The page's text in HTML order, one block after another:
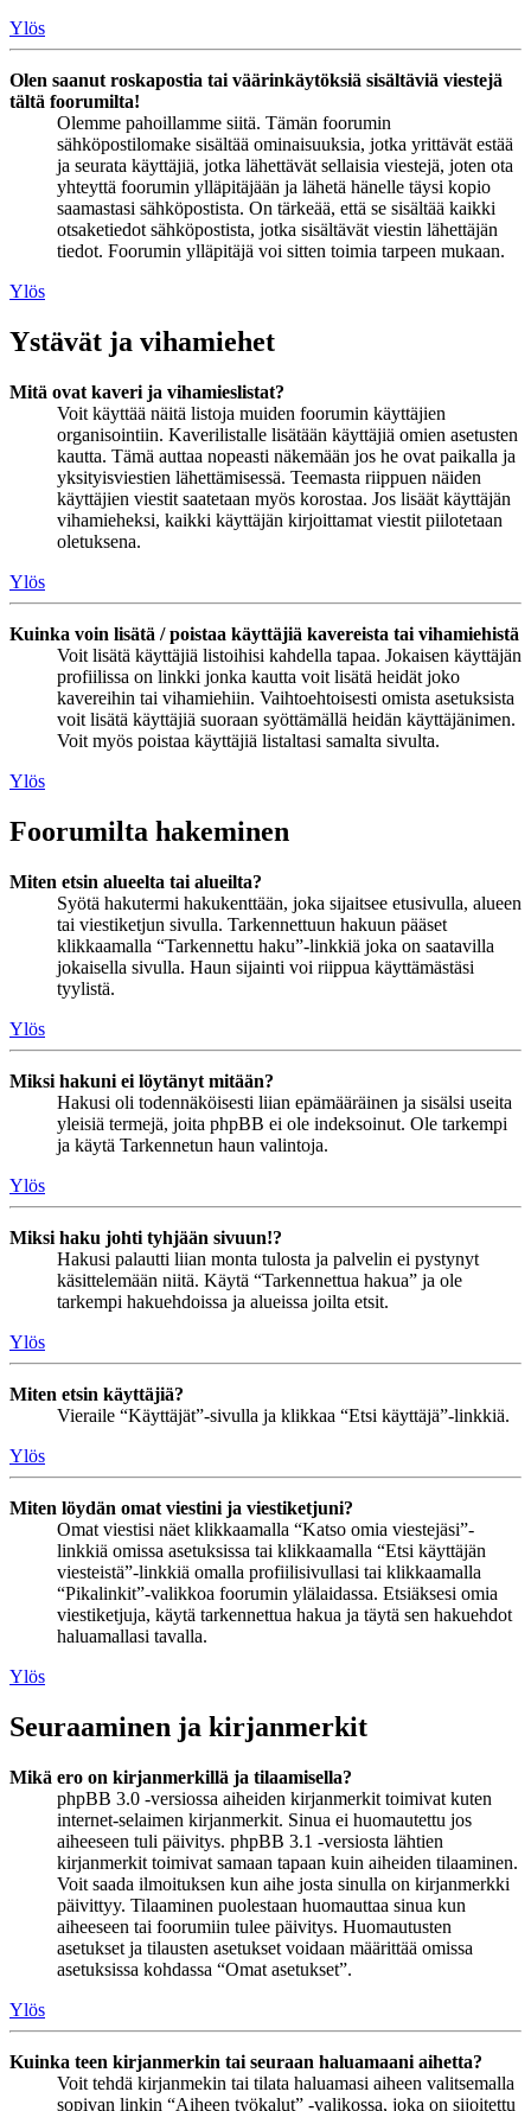
Ylös
Olen saanut roskapostia tai väärinkäytöksiä sisältäviä viestejä
tältä foorumilta!
Olemme pahoillamme siitä. Tämän foorumin
sähköpostilomake sisältää ominaisuuksia, jotka yrittävät estää
ja seurata käyttäjiä, jotka lähettävät sellaisia viestejä, joten ota
yhteyttä foorumin ylläpitäjään ja lähetä hänelle täysi kopio
saamastasi sähköpostista. On tärkeää, että se sisältää kaikki
otsaketiedot sähköpostista, jotka sisältävät viestin lähettäjän
tiedot. Foorumin ylläpitäjä voi sitten toimia tarpeen mukaan.
Ylös
Ystävät ja vihamiehet
Mitä ovat kaveri ja vihamieslistat?
Voit käyttää näitä listoja muiden foorumin käyttäjien
organisointiin. Kaverilistalle lisätään käyttäjiä omien asetusten
kautta. Tämä auttaa nopeasti näkemään jos he ovat paikalla ja
yksityisviestien lähettämisessä. Teemasta riippuen näiden
käyttäjien viestit saatetaan myös korostaa. Jos lisäät käyttäjän
vihamieheksi, kaikki käyttäjän kirjoittamat viestit piilotetaan
oletuksena.
Ylös
Kuinka voin lisätä / poistaa käyttäjiä kavereista tai vihamiehistä
Voit lisätä käyttäjiä listoihisi kahdella tapaa. Jokaisen käyttäjän
profiilissa on linkki jonka kautta voit lisätä heidät joko
kavereihin tai vihamiehiin. Vaihtoehtoisesti omista asetuksista
voit lisätä käyttäjiä suoraan syöttämällä heidän käyttäjänimen.
Voit myös poistaa käyttäjiä listaltasi samalta sivulta.
Ylös
Foorumilta hakeminen
Miten etsin alueelta tai alueilta?
Syötä hakutermi hakukenttään, joka sijaitsee etusivulla, alueen
tai viestiketjun sivulla. Tarkennettuun hakuun pääset
klikkaamalla “Tarkennettu haku”-linkkiä joka on saatavilla
jokaisella sivulla. Haun sijainti voi riippua käyttämästäsi
tyylistä.
Ylös
Miksi hakuni ei löytänyt mitään?
Hakusi oli todennäköisesti liian epämääräinen ja sisälsi useita
yleisiä termejä, joita phpBB ei ole indeksoinut. Ole tarkempi
ja käytä Tarkennetun haun valintoja.
Ylös
Miksi haku johti tyhjään sivuun!?
Hakusi palautti liian monta tulosta ja palvelin ei pystynyt
käsittelemään niitä. Käytä “Tarkennettua hakua” ja ole
tarkempi hakuehdoissa ja alueissa joilta etsit.
Ylös
Miten etsin käyttäjiä?
Vieraile “Käyttäjät”-sivulla ja klikkaa “Etsi käyttäjä”-linkkiä.
Ylös
Miten löydän omat viestini ja viestiketjuni?
Omat viestisi näet klikkaamalla “Katso omia viestejäsi”-
linkkiä omissa asetuksissa tai klikkaamalla “Etsi käyttäjän
viesteistä”-linkkiä omalla profiilisivullasi tai klikkaamalla
“Pikalinkit”-valikkoa foorumin ylälaidassa. Etsiäksesi omia
viestiketjuja, käytä tarkennettua hakua ja täytä sen hakuehdot
haluamallasi tavalla.
Ylös
Seuraaminen ja kirjanmerkit
Mikä ero on kirjanmerkillä ja tilaamisella?
phpBB 3.0 -versiossa aiheiden kirjanmerkit toimivat kuten
internet-selaimen kirjanmerkit. Sinua ei huomautettu jos
aiheeseen tuli päivitys. phpBB 3.1 -versiosta lähtien
kirjanmerkit toimivat samaan tapaan kuin aiheiden tilaaminen.
Voit saada ilmoituksen kun aihe josta sinulla on kirjanmerkki
päivittyy. Tilaaminen puolestaan huomauttaa sinua kun
aiheeseen tai foorumiin tulee päivitys. Huomautusten
asetukset ja tilausten asetukset voidaan määrittää omissa
asetuksissa kohdassa “Omat asetukset”.
Ylös
Kuinka teen kirjanmerkin tai seuraan haluamaani aihetta?
Voit tehdä kirjanmekin tai tilata haluamasi aiheen valitsemalla
sopivan linkin “Aiheen työkalut” -valikossa, joka on sijoitettu